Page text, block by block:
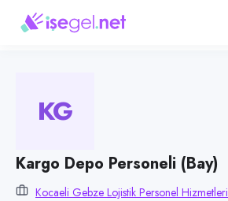
Pozisyon
Kargo Depo Personeli (Bay)
Kategori
Konum
Gebze, Kocaeli
KG
Kargo Depo Personeli (Bay)
Kocaeli Gebze Lojistik Personel Hizmetleri